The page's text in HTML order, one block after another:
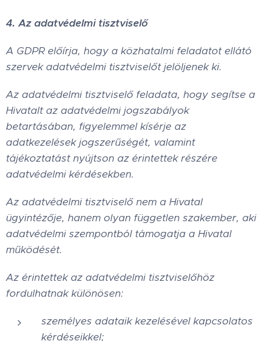
4. Az adatvédelmi tisztviselő
A GDPR előírja, hogy a közhatalmi feladatot ellátó
szervek adatvédelmi tisztviselőt jelöljenek ki.
Az adatvédelmi tisztviselő feladata, hogy segítse a
Hivatalt az adatvédelmi jogszabályok
betartásában, figyelemmel kísérje az
adatkezelések jogszerűségét, valamint
tájékoztatást nyújtson az érintettek részére
adatvédelmi kérdésekben.
Az adatvédelmi tisztviselő nem a Hivatal
ügyintézője, hanem olyan független szakember, aki
adatvédelmi szempontból támogatja a Hivatal
működését.
Az érintettek az adatvédelmi tisztviselőhöz
fordulhatnak különösen:
személyes adataik kezelésével kapcsolatos
kérdéseikkel;